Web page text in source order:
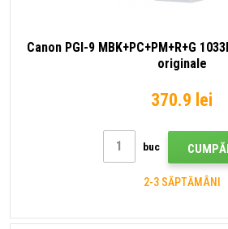
Canon PGI-9 MBK+PC+PM+R+G
originale
370.9 lei
buc
2-3 SĂPTĂMÂNI